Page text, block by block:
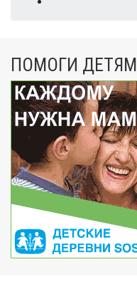
ПОМОГИ ДЕТЯМ